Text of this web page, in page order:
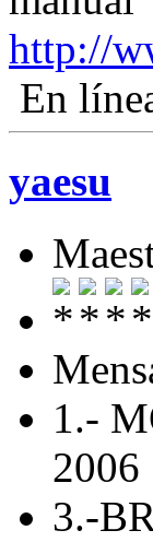
http://
En
yaesu
1.-
2006
3.-